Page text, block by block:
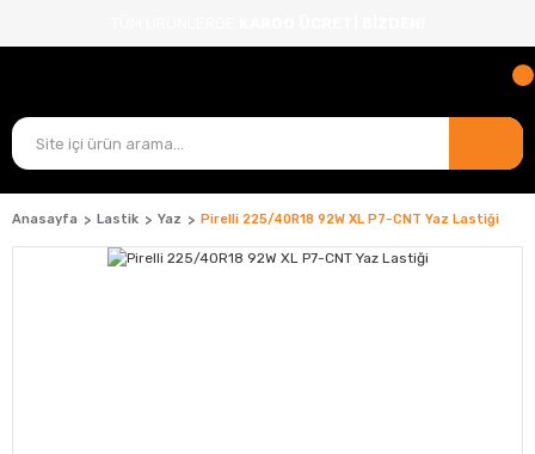
Anasayfa Lastik Yaz Pirelli 225/40R18 92W XL P7-CNT Yaz Lastiği